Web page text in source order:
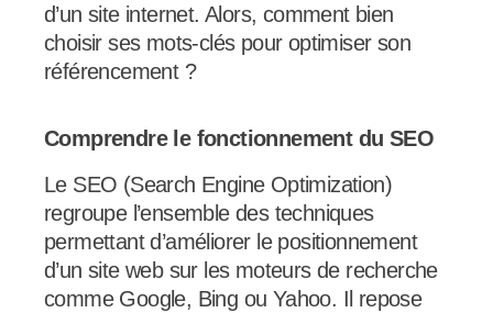
d’un site internet. Alors, comment bien
choisir ses mots-clés pour optimiser son
référencement ?
Comprendre le fonctionnement du SEO
Le SEO (Search Engine Optimization)
regroupe l’ensemble des techniques
permettant d’améliorer le positionnement
d’un site web sur les moteurs de recherche
comme Google, Bing ou Yahoo. Il repose